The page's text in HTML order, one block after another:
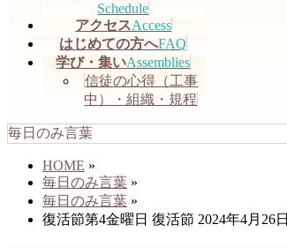
Schedule
アクセスAccess
はじめての方へFAQ
学び・集いAssemblies
信徒の心得（工事
中）・組織・規程
毎日のみ言葉
HOME »
毎日のみ言葉 »
毎日のみ言葉 »
復活節第4金曜日 復活節 2024年4月26日